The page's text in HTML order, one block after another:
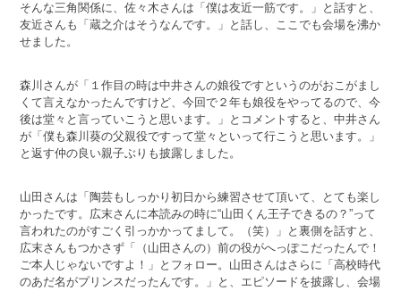
そんな三角関係に、佐々木さんは「僕は友近一筋です。」と話すと、
友近さんも「蔵之介はそうなんです。」と話し、ここでも会場を沸か
せました。
森川さんが「１作目の時は中井さんの娘役ですというのがおこがまし
くて言えなかったんですけど、今回で２年も娘役をやってるので、今
後は堂々と言っていこうと思います。」とコメントすると、中井さん
が「僕も森川葵の父親役ですって堂々といって行こうと思います。」
と返す仲の良い親子ぶりも披露しました。
山田さんは「陶芸もしっかり初日から練習させて頂いて、とても楽し
かったです。広末さんに本読みの時に“山田くん王子できるの？”って
言われたのがすごく引っかかってまして。（笑）」と裏側を話すと、
広末さんもつかさず「（山田さんの）前の役がへっぽこだったんで！
ご本人じゃないですよ！」とフォロー。山田さんはさらに「高校時代
のあだ名がプリンスだったんです。」と、エピソードを披露し、会場